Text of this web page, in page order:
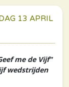
13 APRIL
me de Vijf"
wedstrijden